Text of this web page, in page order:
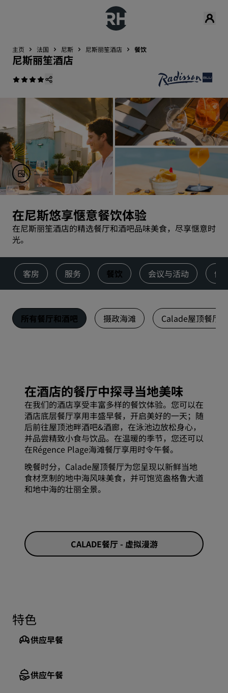
主页 法国 尼斯 尼斯丽笙酒店 餐饮
尼斯丽笙酒店
在尼斯悠享惬意餐饮体验
在尼斯丽笙酒店的精选餐厅和酒吧品味美食，尽享惬意时
光。
客房 服务 餐饮 会议与活动 健
所有餐厅和酒吧 摄政海滩 Calade屋顶餐厅
在酒店的餐厅中探寻当地美味
在我们的酒店享受丰富多样的餐饮体验。您可以在
酒店底层餐厅享用丰盛早餐，开启美好的一天；随
后前往屋顶池畔酒吧&酒廊，在泳池边放松身心，
并品尝精致小食与饮品。在温暖的季节，您还可以
在Régence Plage海滩餐厅享用时令午餐。
晚餐时分，Calade屋顶餐厅为您呈现以新鲜当地
食材烹制的地中海风味美食，并可饱览盎格鲁大道
和地中海的壮丽全景。
CALADE餐厅 - 虚拟漫游
特色
供应早餐
供应午餐